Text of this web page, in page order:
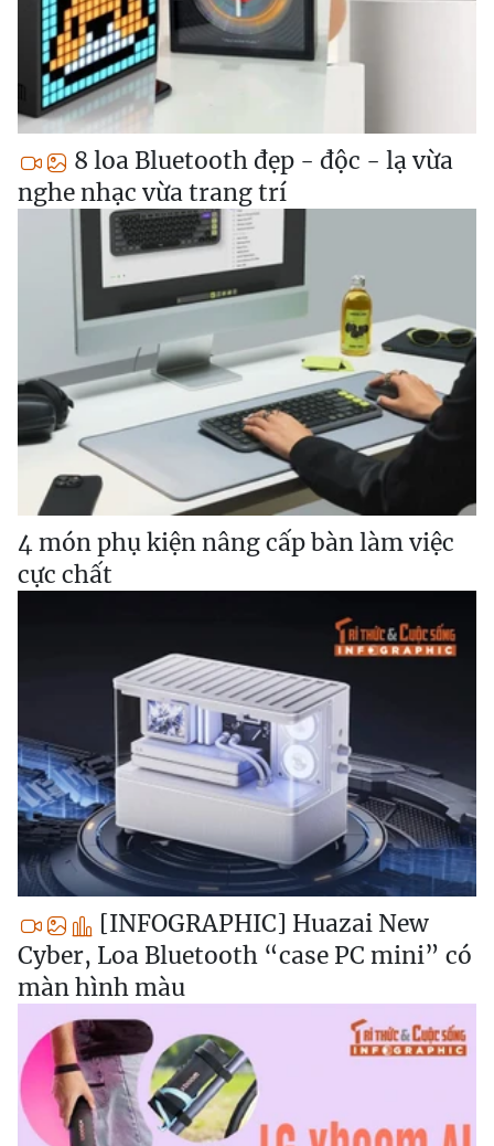
8 loa Bluetooth đẹp - độc - lạ vừa
nghe nhạc vừa trang trí
4 món phụ kiện nâng cấp bàn làm việc
cực chất
[INFOGRAPHIC] Huazai New
Cyber, Loa Bluetooth “case PC mini” có
màn hình màu